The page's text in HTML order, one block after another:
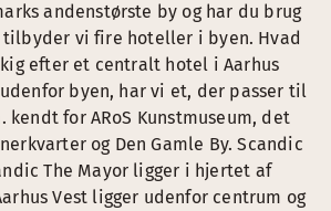
andenstørste by og har du brug
tilbyder vi fire hoteller i byen. Hvad
efter et centralt hotel i Aarhus
byen, har vi et, der passer til
kendt for ARoS Kunstmuseum, det
og Den Gamle By. Scandic
The Mayor ligger i hjertet af
Vest ligger udenfor centrum og